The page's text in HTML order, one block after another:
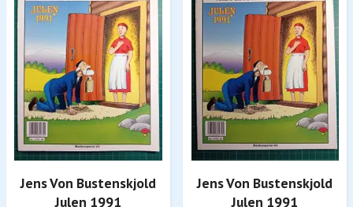
Jens Von Bustenskjold
Julen 1991
Jens Von Bustenskjold
Julen 1991